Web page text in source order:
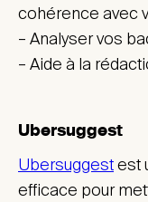
cohérence avec
– Analyser vos
– Aide à la
Ubersuggest
Ubersuggestest
efficace pour